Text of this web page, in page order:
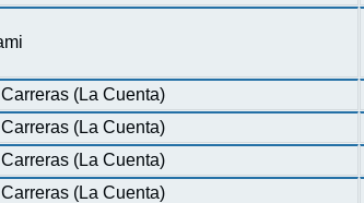
(La Cuenta)
(La Cuenta)
(La Cuenta)
(La Cuenta)